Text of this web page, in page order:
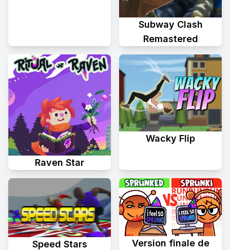
Subway Clash
Remastered
Raven Star
Wacky Flip
Speed Stars
Version finale de